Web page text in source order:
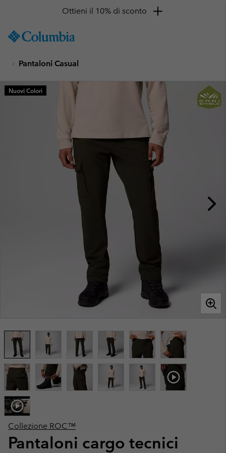
TO
SKIP
MAIN
NAV
Ottieni il 10% di sconto
Pantaloni Casual
Collezione ROC™
Pantaloni cargo tecnici
Nuovi Colori